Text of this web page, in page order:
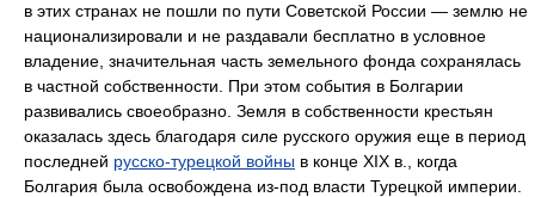
в этих странах не пошли по пути Советской России — землю не
национализировали и не раздавали бесплатно в условное
владение, значительная часть земельного фонда сохранялась
в частной собственности. При этом события в Болгарии
развивались своеобразно. Земля в собственности крестьян
оказалась здесь благодаря силе русского оружия еще в период
последней русско-турецкой войны в конце XIX в., когда
Болгария была освобождена из-под власти Турецкой империи.